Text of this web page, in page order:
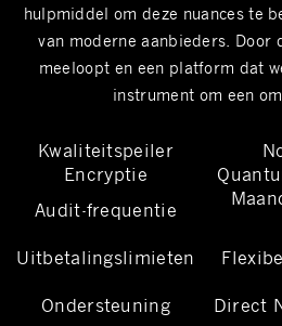
hulpmiddel om deze nuances te
van moderne aanbieders.
meeloopt en een platform dat
instrument om een
Kwaliteitspeiler
Encryptie
Audit-frequentie
Uitbetalingslimieten
Ondersteuning Direct